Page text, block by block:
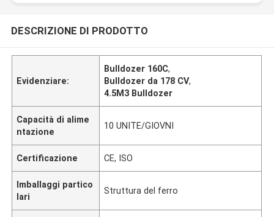
DESCRIZIONE DI PRODOTTO
Evidenziare:
Bulldozer 160C,
Bulldozer da 178 CV,
4.5M3 Bulldozer
Capacità di alime
ntazione
10 UNITE/GIOVNI
Certificazione CE, ISO
Imballaggi partico
lari
Struttura del ferro